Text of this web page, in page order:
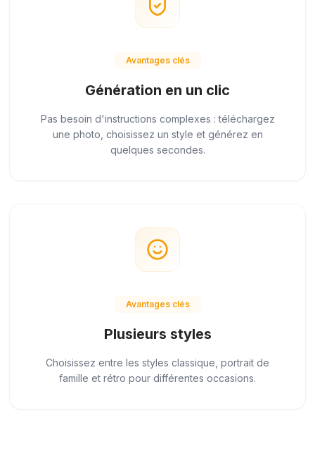
Avantages clés
Génération en un clic
Pas besoin d'instructions complexes : téléchargez
une photo, choisissez un style et générez en
quelques secondes.
Avantages clés
Plusieurs styles
Choisissez entre les styles classique, portrait de
famille et rétro pour différentes occasions.